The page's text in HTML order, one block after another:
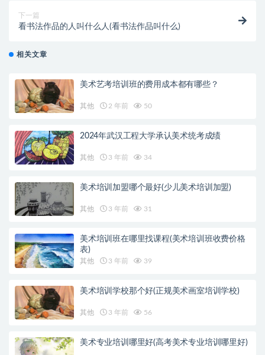
下一篇
看书法作品的人叫什么人(看书法作品叫什么)
相关文章
美术艺考培训班的费用成本都有哪些？
其他 2 年前 50
2024年武汉工程大学承认美术统考成绩
其他 3 年前 34
美术培训加盟哪个最好(少儿美术培训加盟)
其他 3 年前 31
美术培训班在哪里找课程(美术培训班收费价格
表)
其他 3 年前 39
美术培训学校那个好(正规美术画室培训学校)
其他 3 年前 56
美术专业培训哪里好(高考美术专业培训哪里好)